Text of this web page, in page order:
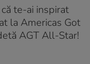
te-ai inspirat
la Americas Got
AGT All-Star!